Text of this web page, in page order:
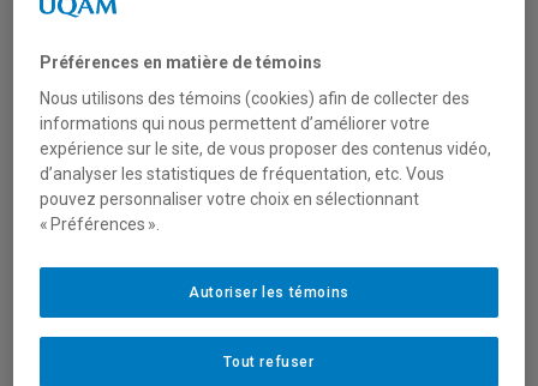
IMPACTS POSSIBLES ?
Webinaire grand public
organisé conjointement par l’axe Politiques
Éclairage
Préférences en matière de témoins
Nous utilisons des témoins (cookies) afin de collecter des
informations qui nous permettent d’améliorer votre
expérience sur le site, de vous proposer des contenus vidéo,
d’analyser les statistiques de fréquentation, etc. Vous
pouvez personnaliser votre choix en sélectionnant
« Préférences ».
Tout refuser
Autoriser les témoins